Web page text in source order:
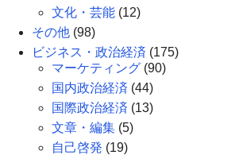
文化・芸能 (12)
その他 (98)
ビジネス・政治経済 (175)
マーケティング (90)
国内政治経済 (44)
国際政治経済 (13)
文章・編集 (5)
自己啓発 (19)